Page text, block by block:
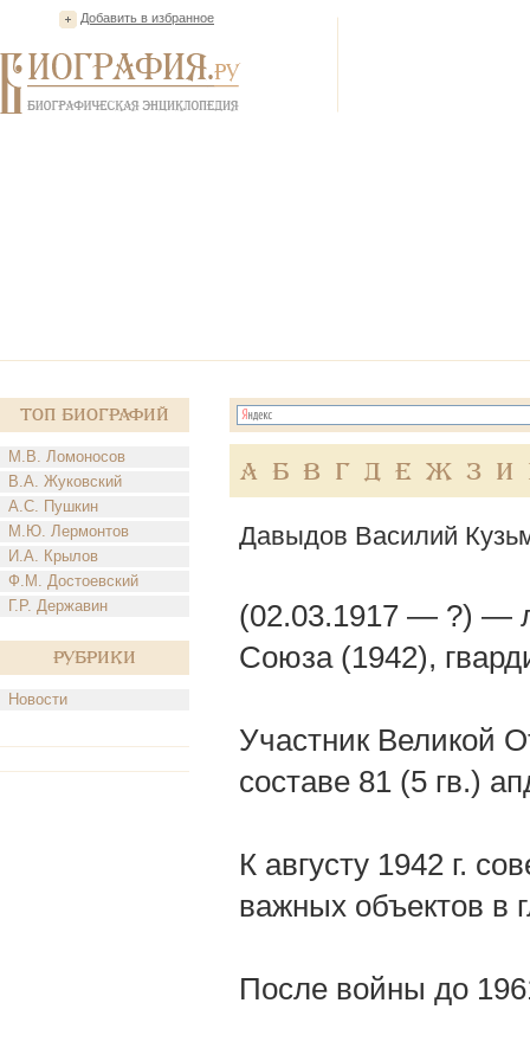
Добавить в избранное
Топ Биографий
М.В. Ломоносов
В.А. Жуковский
А.С. Пушкин
М.Ю. Лермонтов
И.А. Крылов
Ф.М. Достоевский
Г.Р. Державин
Рубрики
Новости
А Б В Г Д Е Ж З И
Давыдов Василий
(02.03.1917 — ?) —
Союза (1942),
Участник Великой
составе 81 (5 гв.)
К августу 1942 г.
важных объектов в
После войны до